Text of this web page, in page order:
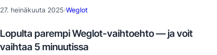
27. heinäkuuta 2025·Weglot
Lopulta parempi Weglot-vaihtoehto — ja voit
vaihtaa 5 minuutissa